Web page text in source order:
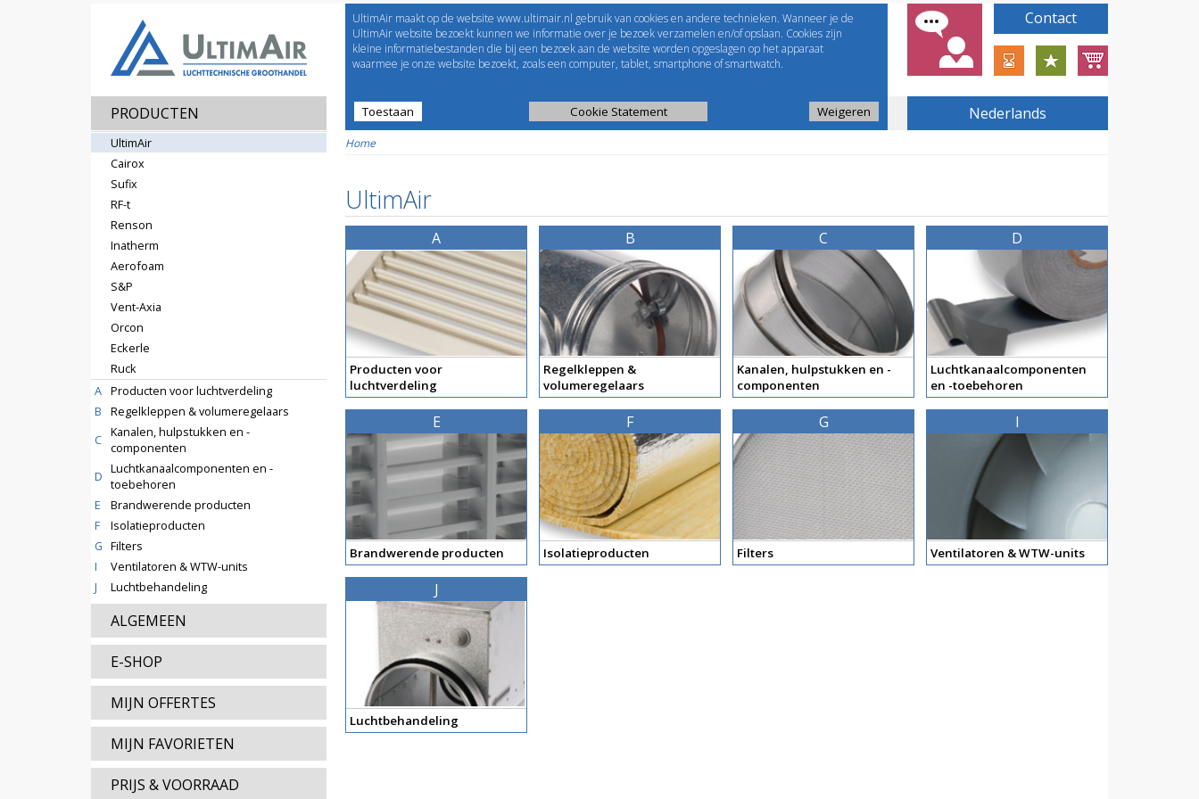
PRODUCTEN
UltimAir
Cairox
Sufix
RF-t
Renson
Inatherm
Aerofoam
S&P
Vent-Axia
Orcon
Eckerle
Ruck
A Producten voor luchtverdeling
B
Regelkleppen & volumeregelaars
C Kanalen, hulpstukken en -
componenten
D Luchtkanaalcomponenten en -
toebehoren
E
Brandwerende producten
F
Isolatieproducten
G Filters
I
Ventilatoren & WTW-units
J
Luchtbehandeling
ALGEMEEN
E-SHOP
MIJN OFFERTES
MIJN FAVORIETEN
PRIJS & VOORRAAD
EShop-nummer
Wachtwoord
Welcome toUltimAir
Prijslijst Selectie tools
UltimAir maakt op de website www.ultimair.nl gebruik van cookies en andere technieken. Wanneer je de
UltimAir website bezoekt kunnen we informatie over je bezoek verzamelen en/of opslaan. Cookies zijn
kleine informatiebestanden die bij een bezoek aan de website worden opgeslagen op het apparaat
waarmee je onze website bezoekt, zoals een computer, tablet, smartphone of smartwatch.
Toestaan Cookie Statement Weigeren Nederlands
Contact
Home
UltimAir
A
Producten voor
luchtverdeling
B
Regelkleppen &
volumeregelaars
C
Kanalen, hulpstukken en -
componenten
D
Luchtkanaalcomponenten
en -toebehoren
E
Brandwerende producten
F
Isolatieproducten
G
Filters
I
Ventilatoren & WTW-units
J
Luchtbehandeling